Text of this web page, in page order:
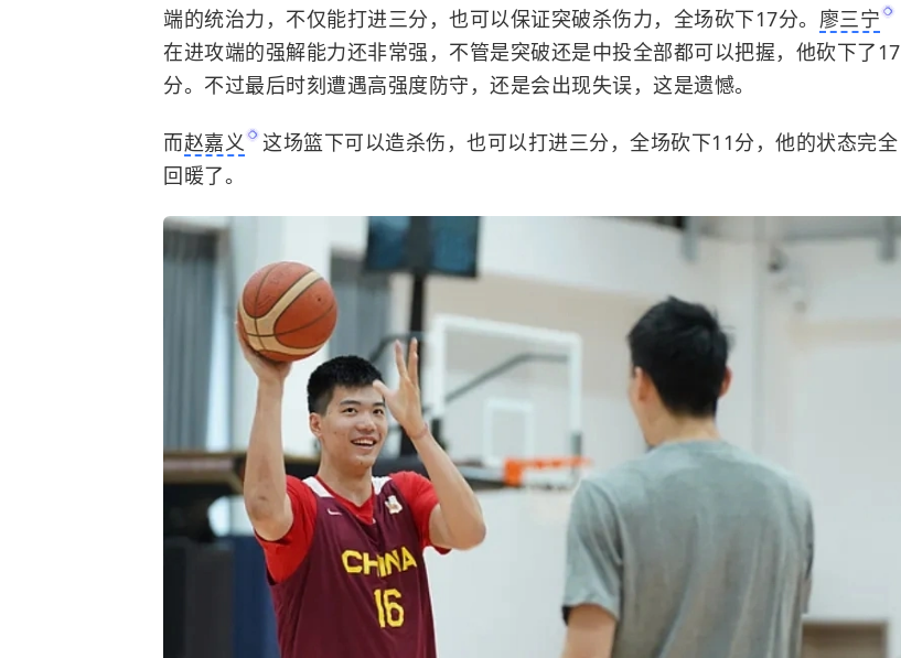
端的统治力，不仅能打进三分，也可以保证突破杀伤力，全场砍下17分。 廖三宁
在进攻端的强解能力还非常强，不管是突破还是中投全部都可以把握，他砍下了17
分。不过最后时刻遭遇高强度防守，还是会出现失误，这是遗憾。
而赵嘉义
这场篮下可以造杀伤，也可以打进三分，全场砍下11分，他的状态完全
回暖了。